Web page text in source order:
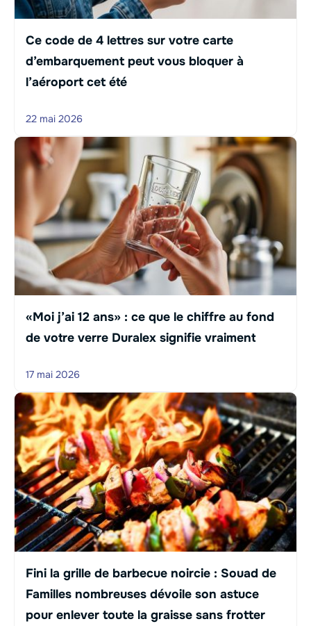
Ce code de 4 lettres sur votre carte
d’embarquement peut vous bloquer à
l’aéroport cet été
22 mai 2026
«Moi j’ai 12 ans» : ce que le chiffre au fond
de votre verre Duralex signifie vraiment
17 mai 2026
Fini la grille de barbecue noircie : Souad de
Familles nombreuses dévoile son astuce
pour enlever toute la graisse sans frotter